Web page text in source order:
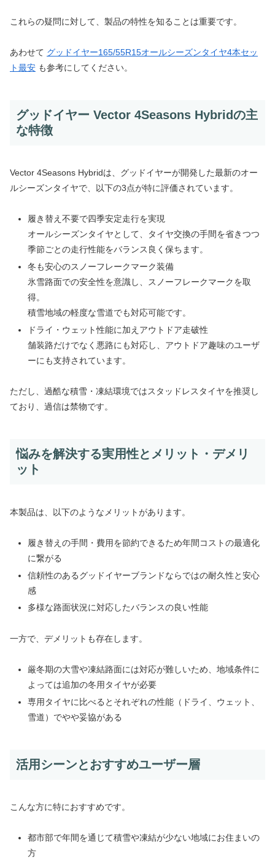
これらの疑問に対して、製品の特性を知ることは重要です。
あわせて グッドイヤー165/55R15オールシーズンタイヤ4本セッ
ト最安 も参考にしてください。
グッドイヤー Vector 4Seasons Hybridの主
な特徴
Vector 4Seasons Hybridは、グッドイヤーが開発した最新のオー
ルシーズンタイヤで、以下の3点が特に評価されています。
履き替え不要で四季安定走行を実現
オールシーズンタイヤとして、タイヤ交換の手間を省きつつ
季節ごとの走行性能をバランス良く保ちます。
冬も安心のスノーフレークマーク装備
氷雪路面での安全性を意識し、スノーフレークマークを取
得。
積雪地域の軽度な雪道でも対応可能です。
ドライ・ウェット性能に加えアウトドア走破性
舗装路だけでなく悪路にも対応し、アウトドア趣味のユーザ
ーにも支持されています。
ただし、過酷な積雪・凍結環境ではスタッドレスタイヤを推奨し
ており、過信は禁物です。
悩みを解決する実用性とメリット・デメリ
ット
本製品は、以下のようなメリットがあります。
履き替えの手間・費用を節約できるため年間コストの最適化
に繋がる
信頼性のあるグッドイヤーブランドならではの耐久性と安心
感
多様な路面状況に対応したバランスの良い性能
一方で、デメリットも存在します。
厳冬期の大雪や凍結路面には対応が難しいため、地域条件に
よっては追加の冬用タイヤが必要
専用タイヤに比べるとそれぞれの性能（ドライ、ウェット、
雪道）でやや妥協がある
活用シーンとおすすめユーザー層
こんな方に特におすすめです。
都市部で年間を通じて積雪や凍結が少ない地域にお住まいの
方